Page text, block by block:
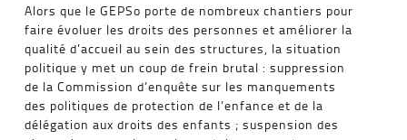
Alors que le GEPSo porte de nombreux chantiers pour
faire évoluer les droits des personnes et améliorer la
qualité d’accueil au sein des structures, la situation
politique y met un coup de frein brutal : suppression
de la Commission d’enquête sur les manquements
des politiques de protection de l’enfance et de la
délégation aux droits des enfants ; suspension des